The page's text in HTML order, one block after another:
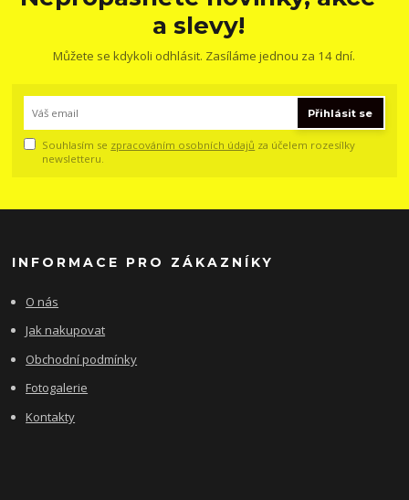
a slevy!
Můžete se kdykoli odhlásit. Zasíláme jednou za 14 dní.
Přihlásit se
Souhlasím se zpracováním osobních údajů za účelem rozesílky
newsletteru.
INFORMACE PRO ZÁKAZNÍKY
O nás
Jak nakupovat
Obchodní podmínky
Fotogalerie
Kontakty